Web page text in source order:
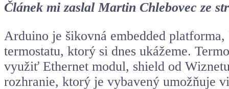
Článek mi zaslal Martin Chlebovec ze
Arduino je šikovná embedded
termostatu, ktorý si dnes ukážeme.
využiť Ethernet modul, shield od
rozhranie, ktorý je vybavený umožňuje